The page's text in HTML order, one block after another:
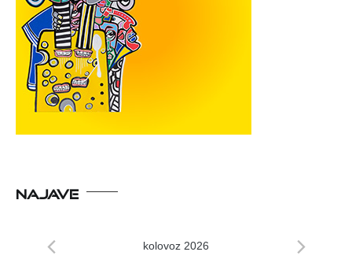
NAJAVE
kolovoz 2026